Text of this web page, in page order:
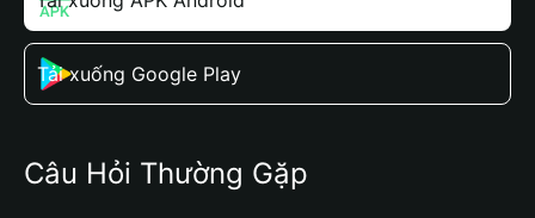
Tải xuống Google Play
Câu Hỏi Thường Gặp